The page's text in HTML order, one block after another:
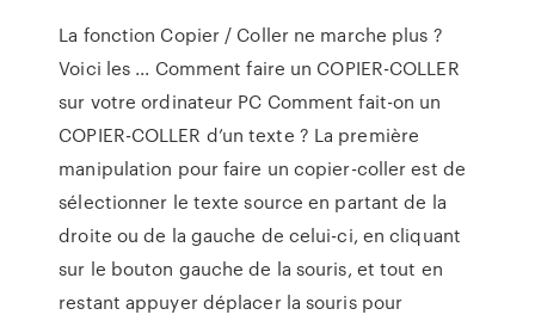
La fonction Copier / Coller ne marche plus ?
Voici les ... Comment faire un COPIER-COLLER
sur votre ordinateur PC Comment fait-on un
COPIER-COLLER d’un texte ? La première
manipulation pour faire un copier-coller est de
sélectionner le texte source en partant de la
droite ou de la gauche de celui-ci, en cliquant
sur le bouton gauche de la souris, et tout en
restant appuyer déplacer la souris pour